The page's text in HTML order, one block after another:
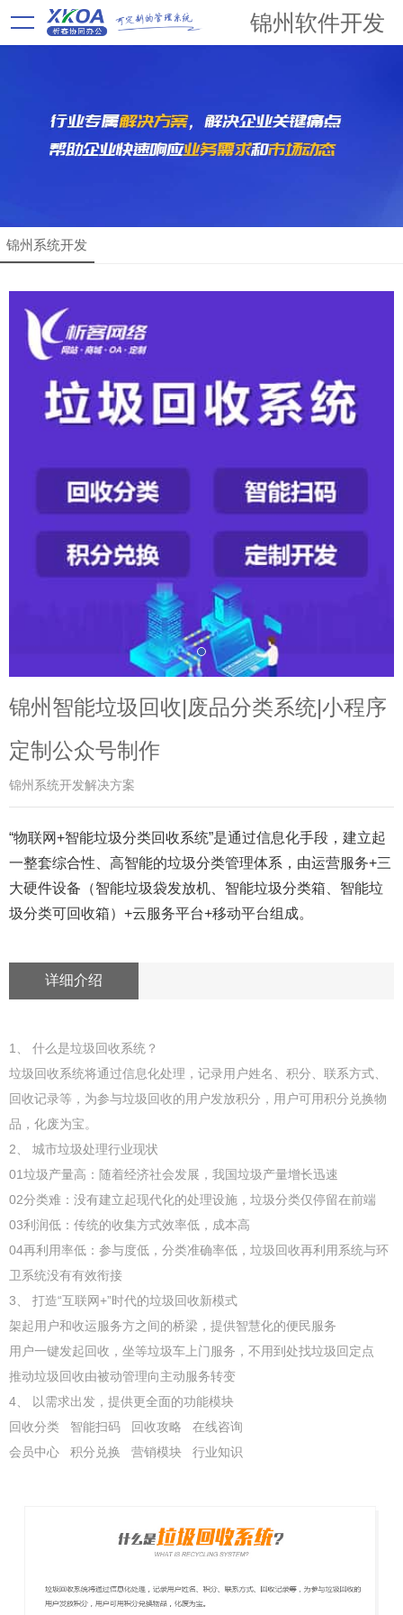
锦州软件开发
锦州系统开发
锦州智能垃圾回收|废品分类系统|小程序
定制公众号制作
锦州系统开发解决方案
“物联网+智能垃圾分类回收系统”是通过信息化手段，建立起
一整套综合性、高智能的垃圾分类管理体系，由运营服务+三
大硬件设备（智能垃圾袋发放机、智能垃圾分类箱、智能垃
圾分类可回收箱）+云服务平台+移动平台组成。
详细介绍
1、 什么是垃圾回收系统？
垃圾回收系统将通过信息化处理，记录用户姓名、积分、联系方式、
回收记录等，为参与垃圾回收的用户发放积分，用户可用积分兑换物
品，化废为宝。
2、 城市垃圾处理行业现状
01垃圾产量高：随着经济社会发展，我国垃圾产量增长迅速
02分类难：没有建立起现代化的处理设施，垃圾分类仅停留在前端
03利润低：传统的收集方式效率低，成本高
04再利用率低：参与度低，分类准确率低，垃圾回收再利用系统与环
卫系统没有有效衔接
3、 打造“互联网+”时代的垃圾回收新模式
架起用户和收运服务方之间的桥梁，提供智慧化的便民服务
用户一键发起回收，坐等垃圾车上门服务，不用到处找垃圾回定点
推动垃圾回收由被动管理向主动服务转变
4、 以需求出发，提供更全面的功能模块
回收分类 智能扫码 回收攻略 在线咨询
会员中心 积分兑换 营销模块 行业知识